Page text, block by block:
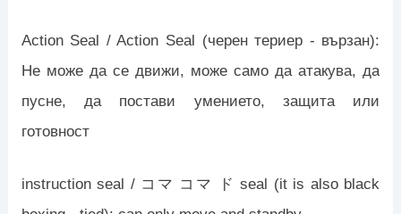
Action Seal / Action Seal (черен териер - вързан):
Не може да се движи, може само да атакува, да
пусне, да постави умението, защита или
готовност
instruction seal / コマ コマ ド seal (it is also black